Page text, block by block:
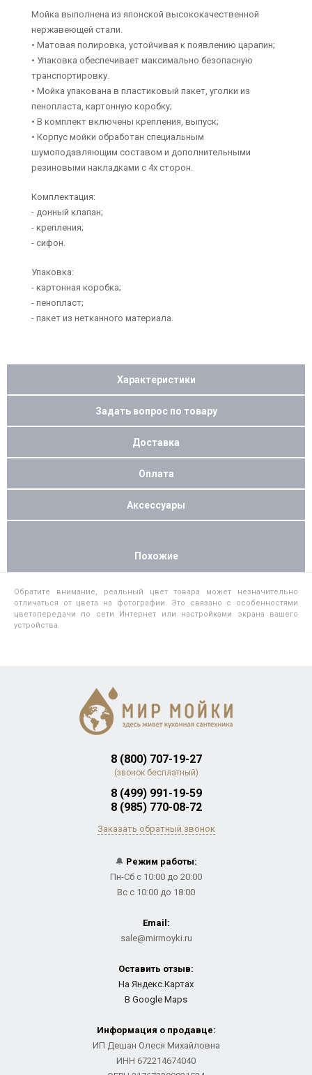
Мойка выполнена из японской высококачественной
нержавеющей стали.
• Матовая полировка, устойчивая к появлению царапин;
• Упаковка обеспечивает максимально безопасную
транспортировку.
• Мойка упакована в пластиковый пакет, уголки из
пенопласта, картонную коробку;
• В комплект включены крепления, выпуск;
• Корпус мойки обработан специальным
шумоподавляющим составом и дополнительными
резиновыми накладками с 4х сторон.
Комплектация:
- донный клапан;
- крепления;
- сифон.
Упаковка:
- картонная коробка;
- пенопласт;
- пакет из нетканного материала.
Характеристики
Задать вопрос по товару
Доставка
Оплата
Аксессуары
Похожие
Обратите внимание, реальный цвет товара может незначительно
отличаться от цвета на фотографии. Это связано с особенностями
цветопередачи по сети Интернет или настройками экрана вашего
устройства.
8 (800) 707-19-27
(звонок бесплатный)
8 (499) 991-19-59
8 (985) 770-08-72
Заказать обратный звонок
🔔 Режим работы:
Пн-Сб с 10:00 до 20:00
Вс с 10:00 до 18:00
Email:
sale@mirmoyki.ru
Оставить отзыв:
На Яндекс.Картах
В Google Maps
Информация о продавце:
ИП Дешан Олеся Михайловна
ИНН 672214674040